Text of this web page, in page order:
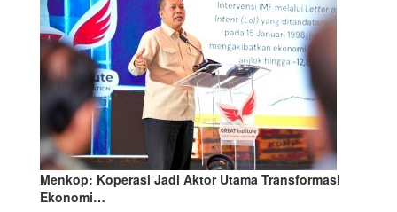
Menkop: Koperasi Jadi Aktor Utama Transformasi
Ekonomi…